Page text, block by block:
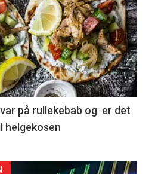
på rullekebab og er det
helgekosen